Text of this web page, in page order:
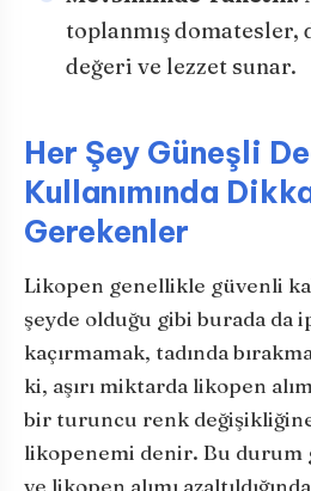
toplanmış domatesler,
değeri ve lezzet sunar.
Her Şey Güneşli
Kullanımında
Gerekenler
Likopen genellikle güvenli
şeyde olduğu gibi burada da
kaçırmamak, tadında
ki, aşırı miktarda likopen
bir turuncu renk
likopenemi denir. Bu durum
ve likopen alımı